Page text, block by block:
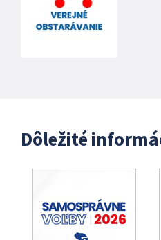
Dôležité